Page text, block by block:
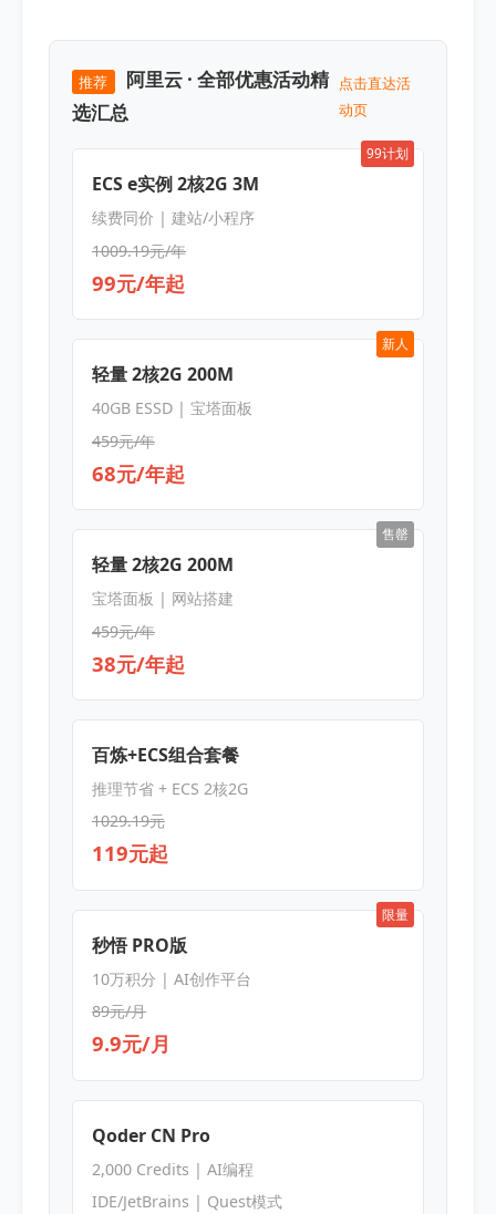
推荐
阿里云 · 全部优惠活动精
选汇总
点击直达活
动页
99计划
ECS e实例 2核2G 3M
续费同价 | 建站/小程序
1009.19元/年
99元/年起
新人
轻量 2核2G 200M
40GB ESSD | 宝塔面板
459元/年
68元/年起
售罄
轻量 2核2G 200M
宝塔面板 | 网站搭建
459元/年
38元/年起
百炼+ECS组合套餐
推理节省 + ECS 2核2G
1029.19元
119元起
限量
秒悟 PRO版
10万积分 | AI创作平台
89元/月
9.9元/月
Qoder CN Pro
2,000 Credits | AI编程
IDE/JetBrains | Quest模式